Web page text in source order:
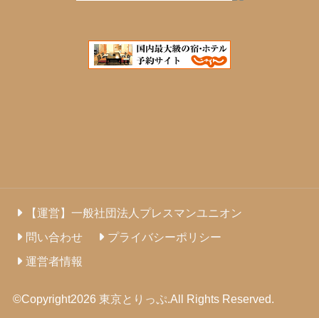
【運営】一般社団法人プレスマンユニオン
問い合わせ
プライバシーポリシー
運営者情報
©Copyright2026 東京とりっぷ.All Rights Reserved.